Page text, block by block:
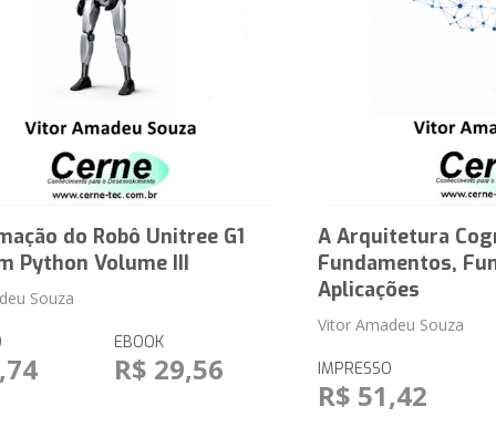
do Robô Unitree G1
Python Volume III
Souza
EBOOK
R$ 29,56
A Arquitetura
Fundamentos,
Aplicações
Vitor Amadeu Souza
IMPRESSO
R$ 51,42